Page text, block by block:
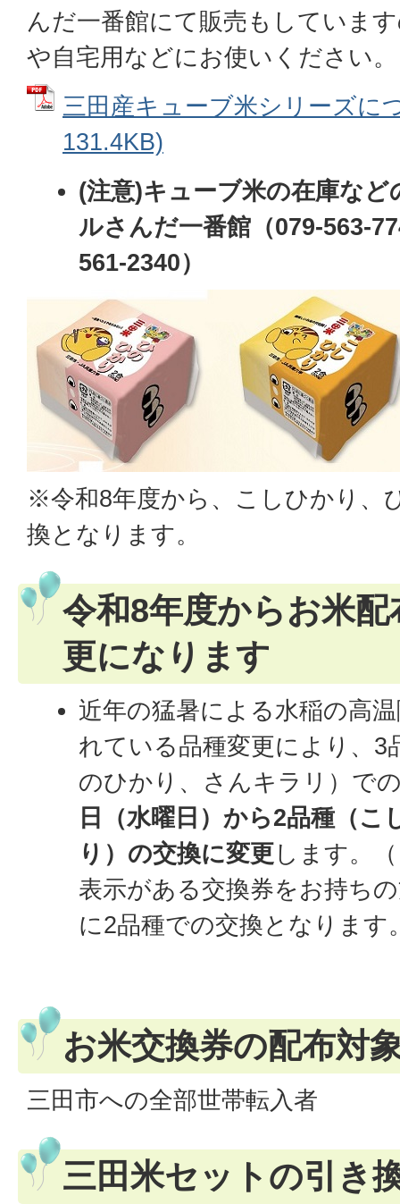
んだ一番館にて販売もしていま
や自宅用などにお使いください。
三田産キューブ米シリーズに
131.4KB)
(注意)キューブ米の在庫な
ルさんだ一番館（079-563-
561-2340）
※令和8年度から、こしひかり、
換となります。
令和8年度からお米
更になります
近年の猛暑による水稲の高
れている品種変更により、3
のひかり、さんキラリ）で
日（水曜日）から2品種（こ
り）の交換に変更します。
表示がある交換券をお持ち
に2品種での交換となります
お米交換券の配布対
三田市への全部世帯転入者
三田米セットの引き